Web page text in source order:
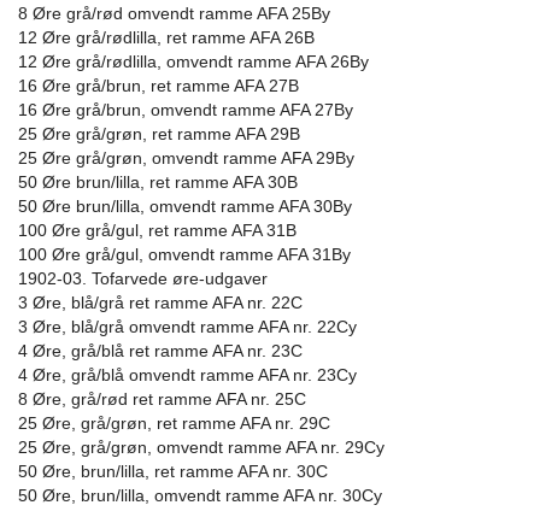
8 Øre grå/rød omvendt ramme AFA 25By
12 Øre grå/rødlilla, ret ramme AFA 26B
12 Øre grå/rødlilla, omvendt ramme AFA 26By
16 Øre grå/brun, ret ramme AFA 27B
16 Øre grå/brun, omvendt ramme AFA 27By
25 Øre grå/grøn, ret ramme AFA 29B
25 Øre grå/grøn, omvendt ramme AFA 29By
50 Øre brun/lilla, ret ramme AFA 30B
50 Øre brun/lilla, omvendt ramme AFA 30By
100 Øre grå/gul, ret ramme AFA 31B
100 Øre grå/gul, omvendt ramme AFA 31By
1902-03. Tofarvede øre-udgaver
3 Øre, blå/grå ret ramme AFA nr. 22C
3 Øre, blå/grå omvendt ramme AFA nr. 22Cy
4 Øre, grå/blå ret ramme AFA nr. 23C
4 Øre, grå/blå omvendt ramme AFA nr. 23Cy
8 Øre, grå/rød ret ramme AFA nr. 25C
25 Øre, grå/grøn, ret ramme AFA nr. 29C
25 Øre, grå/grøn, omvendt ramme AFA nr. 29Cy
50 Øre, brun/lilla, ret ramme AFA nr. 30C
50 Øre, brun/lilla, omvendt ramme AFA nr. 30Cy